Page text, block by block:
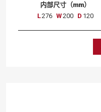
内部尺寸（mm）
L276 W200 D 120